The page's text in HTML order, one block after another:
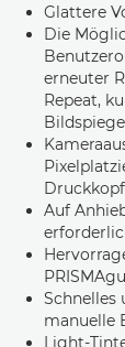
Glattere
Die
erneuter
Repeat,
Auf
Schnelles
manuelle
Light-